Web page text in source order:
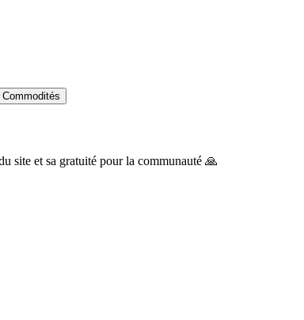
Commodités
site et sa gratuité pour la communauté 🙏